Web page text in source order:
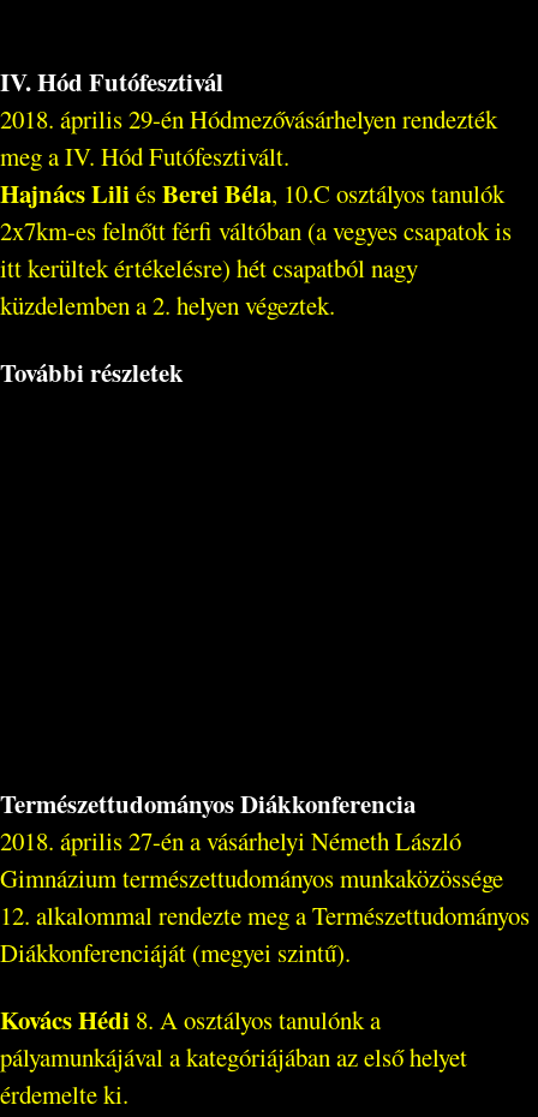
IV. Hód Futófesztivál
2018. április 29-én Hódmezővásárhelyen rendezték
meg a IV. Hód Futófesztivált.
Hajnács LiliésBerei Béla, 10.C osztályos tanulók
2x7km-es felnőtt férfi váltóban (a vegyes csapatok is
itt kerültek értékelésre) hét csapatból nagy
küzdelemben a 2. helyen végeztek.
További részletek
Természettudományos Diákkonferencia
2018. április 27-én a vásárhelyi Németh László
Gimnázium természettudományos munkaközössége
12. alkalommal rendezte meg a Természettudományos
Diákkonferenciáját (megyei szintű).
Kovács Hédi 8. A osztályos tanulónk a
pályamunkájával a kategóriájában az első helyet
érdemelte ki.